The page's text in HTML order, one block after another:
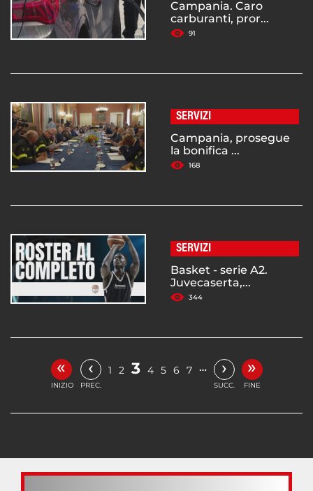
Campania. Caro
carburanti, pror...
91
SERVIZI
Campania, prosegue
la bonifica ...
168
SERVIZI
Basket - serie A2.
Juvecaserta,...
344
«
INIZIO
‹
PREC.
1 2 3 4 5 6 7 … ›
SUCC.
»
FINE